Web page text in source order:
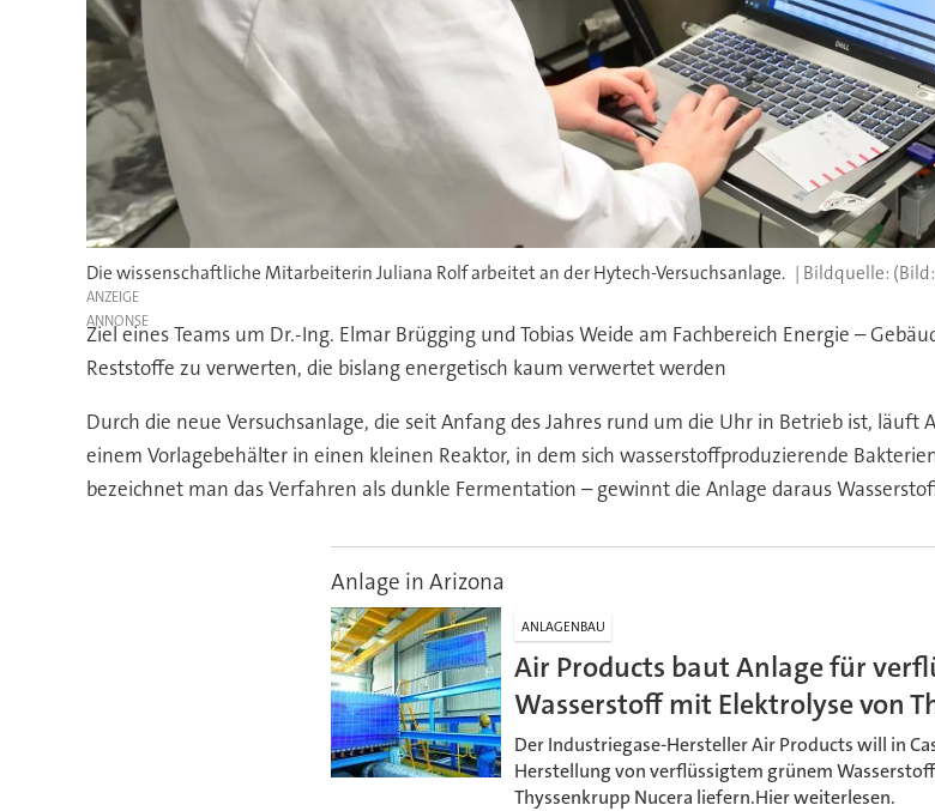
Die wissenschaftliche Mitarbeiterin Juliana Rolf arbeitet an der Hytech-Versuchsanlage.
ANZEIGE
Ziel eines Teams um Dr.-Ing. Elmar Brügging und Tobias Weide am Fachbereich Energie –
Reststoffe zu verwerten, die bislang energetisch kaum verwertet werden
Durch die neue Versuchsanlage, die seit Anfang des Jahres rund um die Uhr in Betrieb ist, läuft
einem Vorlagebehälter in einen kleinen Reaktor, in dem sich wasserstoffproduzierende
bezeichnet man das Verfahren als dunkle Fermentation – gewinnt die Anlage daraus
Anlage in Arizona
ANLAGENBAU
Air Products baut Anlage für
Wasserstoff mit Elektrolyse von
Der Industriegase-Hersteller Air Products will in
Herstellung von verflüssigtem grünem
Thyssenkrupp Nucera liefern.Hier weiterlesen.